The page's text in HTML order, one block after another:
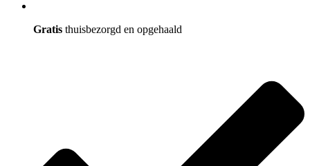
Gratis thuisbezorgd en opgehaald